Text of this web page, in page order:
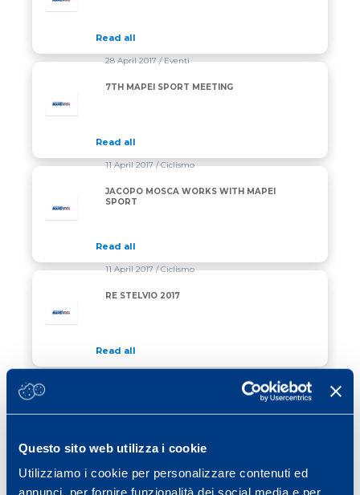
Questo sito web utilizza i cookie
Utilizziamo i cookie per personalizzare contenuti ed
annunci, per fornire funzionalità dei social media e per
Read all
28 April 2017/ Eventi
7TH MAPEI SPORT MEETING
Read all
11 April 2017/ Ciclismo
JACOPO MOSCA WORKS WITH MAPEI
SPORT
Read all
11 April 2017/ Ciclismo
RE STELVIO 2017
Read all
SASSUOLO AND MAPEI SPORT WIN
Read all
16 March 2017/ News